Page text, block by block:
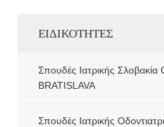
ΕΙΔΙΚΟΤΗΤΕΣ
Σπουδές Ιατρικής Σλοβακία
BRATISLAVA
Σπουδές Ιατρικής